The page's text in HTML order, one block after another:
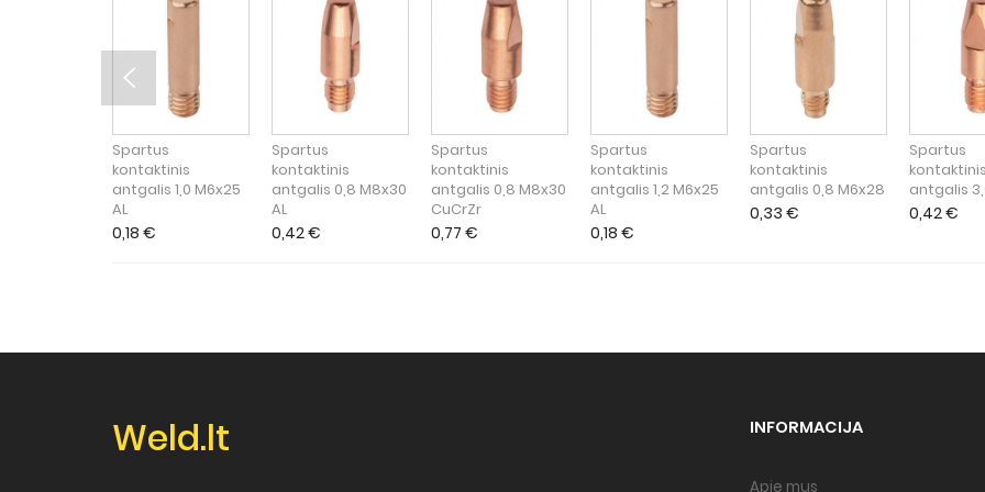
Spartus
kontaktinis
antgalis 1,0 M6x25
AL
0,18 €
Spartus
kontaktinis
antgalis 0,8 M8x30
AL
0,42€
Spartus
kontaktinis
antgalis 0,8 M8x30
CuCrZr
0,77 €
Spartus
kontaktinis
antgalis 1,2 M6x25
AL
0,18 €
Spartus
kontaktinis
antgalis 0,8 M6x28
0,33 €
Spartus
kontaktinis
antgalis
0,42€
Weld.lt INFORMACIJA
Apie mus